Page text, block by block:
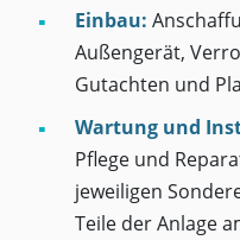
Einbau:
Außengerät,
Gutachten und
Wartung und
Pflege und
jeweiligen
Teile der Anlage